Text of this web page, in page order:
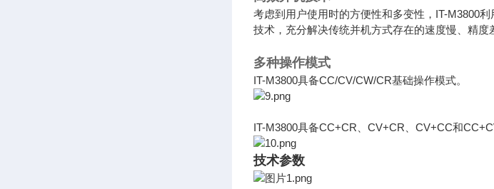
考虑到用户使用时的方便性和多变性，IT-M3800
技术，充分解决传统并机方式存在的速度慢、精度
多种操作模式
IT-M3800具备CC/CV/CW/CR基础操作模式。
IT-M3800具备CC+CR、CV+CR、CV+CC和
技术参数